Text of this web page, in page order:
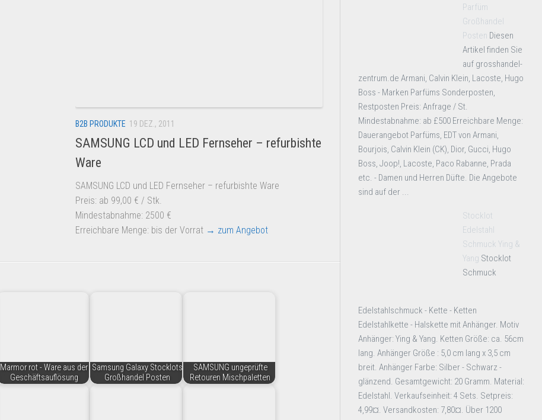
B2B PRODUKTE 19 DEZ., 2011
SAMSUNG LCD und LED Fernseher – refurbishte
Ware
SAMSUNG LCD und LED Fernseher – refurbishte Ware
Preis: ab 99,00 € / Stk.
Mindestabnahme: 2500 €
Erreichbare Menge: bis der Vorrat → zum Angebot
Marmor rot - Ware aus der
Geschäftsauflösung
Samsung Galaxy Stocklots
Großhandel Posten
SAMSUNG ungeprüfte
Retouren Mischpaletten
Parfüm
Großhandel
Posten Diesen
Artikel finden Sie
auf grosshandel-
zentrum.de Armani, Calvin Klein, Lacoste, Hugo
Boss - Marken Parfüms Sonderposten,
Restposten Preis: Anfrage / St.
Mindestabnahme: ab £500 Erreichbare Menge:
Dauerangebot Parfüms, EDT von Armani,
Bourjois, Calvin Klein (CK), Dior, Gucci, Hugo
Boss, Joop!, Lacoste, Paco Rabanne, Prada
etc. - Damen und Herren Düfte. Die Angebote
sind auf der ...
Stocklot
Edelstahl
Schmuck Ying &
Yang Stocklot
Schmuck
Edelstahlschmuck - Kette - Ketten
Edelstahlkette - Halskette mit Anhänger. Motiv
Anhänger: Ying & Yang. Ketten Größe: ca. 56cm
lang. Anhänger Größe : 5,0 cm lang x 3,5 cm
breit. Anhänger Farbe: Silber - Schwarz -
glänzend. Gesamtgewicht: 20 Gramm. Material:
Edelstahl. Verkaufseinheit: 4 Sets. Setpreis:
4,99¤. Versandkosten: 7,80¤. Über 1200